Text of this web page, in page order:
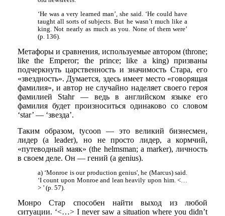
‘He was a very learned man’, she said. ‘He could have
taught all sorts of subjects. But he wasn’t much like a
king. Not nearly as much as you. None of them were’
(p. 136).
Метафоры и сравнения, используемые автором (throne;
like the Emperor; the prince; like a king) призваны
подчеркнуть царственность и значимость Стара, его
«звездность». Думается, здесь имеет место «говорящая
фамилия», и автор не случайно наделяет своего героя
фамилией Stahr — ведь в английском языке его
фамилия будет произноситься одинаково со словом
‘star’ — ‘звезда’.
Таким образом, tycoon — это великий бизнесмен,
лидер (a leader), но не просто лидер, а кормчий,
«путеводный маяк» (the helmsman; a marker), личность
в своем деле. Он — гений (a genius).
a) ‘Monroe is our production genius', he (Marcus) said.
‘I count upon Monroe and lean heavily upon him. <…
> ’ (p. 57).
Монро Стар способен найти выход из любой
ситуации. ‘<…> I never saw a situation where you didn’t